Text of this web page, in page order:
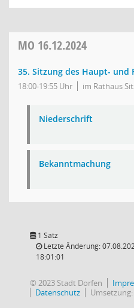
MO 16.12.2024
35. Sitzung des Haupt- und
18:00-19:55 Uhr im Rathaus
Niederschrift
Bekanntmachung
1 Satz
Letzte Änderung:
18:01:01
© 2023 Stadt Dorfen
Datenschutz
Umsetzung: